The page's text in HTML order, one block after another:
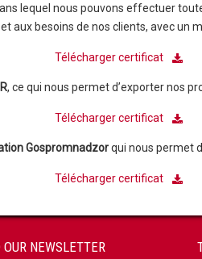
lequel nous pouvons effectuer
aux besoins de nos clients, avec un
Télécharger certificat
, ce qui nous permet d’exporter nos
Télécharger certificat
Gospromnadzorqui nous permet
Télécharger certificat
OUR NEWSLETTER